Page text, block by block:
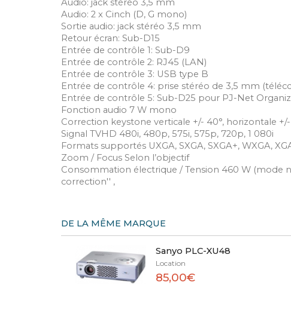
Audio: jack stéréo 3,5 mm
Audio: 2 x Cinch (D, G mono)
Sortie audio: jack stéréo 3,5 mm
Retour écran: Sub-D15
Entrée de contrôle 1: Sub-D9
Entrée de contrôle 2: RJ45 (LAN)
Entrée de contrôle 3: USB type B
Entrée de contrôle 4: prise stéréo de 3,5 mm
Entrée de contrôle 5: Sub-D25 pour PJ-Net
Fonction audio 7 W mono
Correction keystone verticale +/- 40°, horizontale +/-
Signal TVHD 480i, 480p, 575i, 575p, 720p, 1 080i
Formats supportés UXGA, SXGA, SXGA+, WXGA,
Zoom / Focus Selon l’objectif
Consommation électrique / Tension 460 W (mode
correction'' ,
DE LA MÊME MARQUE
Sanyo PLC-XU48
Location
85,00€